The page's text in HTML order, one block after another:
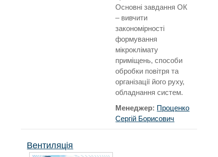
Основні завдання ОК
– вивчити
закономірності
формування
мікроклімату
приміщень, способи
обробки повітря та
організації його руху,
обладнання систем.
Менеджер: Проценко
Сергій Борисович
Вентиляція